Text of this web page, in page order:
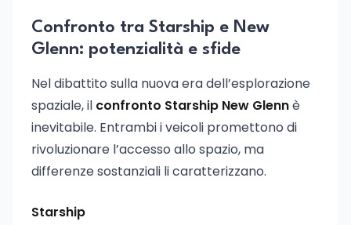
Confronto tra Starship e New
Glenn: potenzialità e sfide
Nel dibattito sulla nuova era dell’esplorazione
spaziale, il confronto Starship New Glennè
inevitabile. Entrambi i veicoli promettono di
rivoluzionare l’accesso allo spazio, ma
differenze sostanziali li caratterizzano.
Starship